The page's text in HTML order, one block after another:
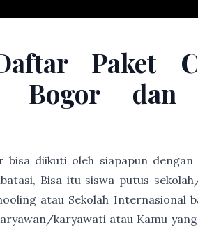
Paket C
Bogor
bisa diikuti oleh siapapun dengan
Bisa itu siswa putus
atau Sekolah Internasional
karyawati atau Kamu